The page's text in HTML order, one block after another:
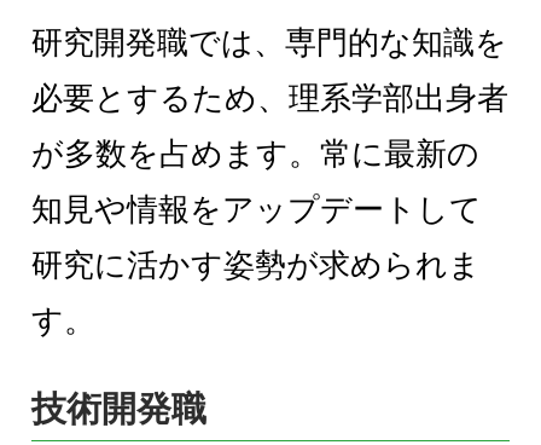
研究開発職では、専門的な知識を
必要とするため、理系学部出身者
が多数を占めます。常に最新の
知見や情報をアップデートして
研究に活かす姿勢が求められま
す。
技術開発職